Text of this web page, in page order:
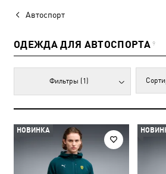
Автоспорт
ОДЕЖДА ДЛЯ АВТОСПОРТА 9
Фильтры (1)
НОВИНКА